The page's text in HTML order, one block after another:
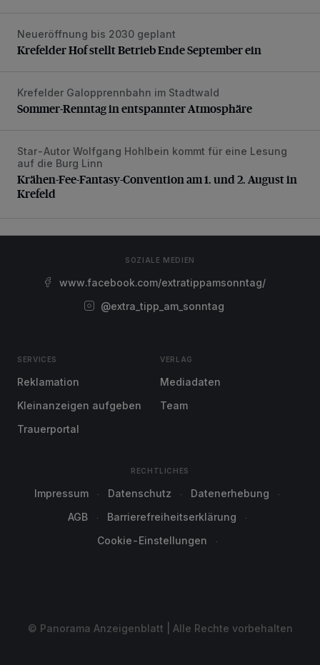
Krefelder Hof stellt Betrieb Ende September ein
Neueröffnung bis 2030 geplant
Krefelder Hof stellt Betrieb Ende September ein
Sommer-Renntag in entspannter Atmosphäre
Krefelder Galopprennbahn im Stadtwald
Sommer-Renntag in entspannter Atmosphäre
Krähen-Fee-Fantasy-Convention am 1. und 2. August in
Star-Autor Wolfgang Hohlbein kommt für eine Lesung
auf die Burg Linn
Krähen-Fee-Fantasy-Convention am 1. und 2. August in
Krefeld
SOZIALE MEDIEN
www.facebook.com/extratippamsonntag/
@extra_tipp_am_sonntag
SERVICES
Reklamation
Kleinanzeigen aufgeben
Trauerportal
VERLAG
Mediadaten
Team
RECHTLICHES
Impressum Datenschutz
Datenerhebung
AGB
Barrierefreiheitserklärung
Cookie-Einstellungen
© Panorama Anzeigenblatt | Alle Rechte vorbehalten